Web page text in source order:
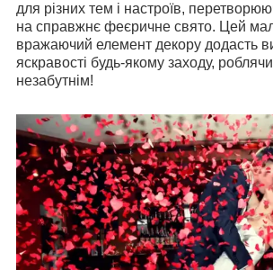
для різних тем і настроїв,
на справжнє феєричне свято. Цей
вражаючий елемент декору додасть
яскравості будь-якому заходу,
незабутнім!